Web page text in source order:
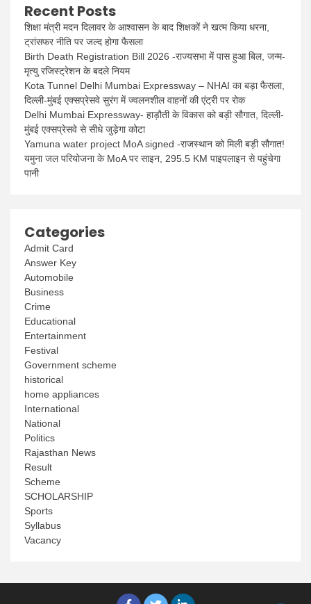
Recent Posts
शिक्षा मंत्री मदन दिलावर के आश्वासन के बाद शिक्षकों ने खत्म किया धरना,
ट्रांसफर नीति पर जल्द होगा फैसला
Birth Death Registration Bill 2026 -राज्यसभा में पास हुआ बिल, जन्म-
मृत्यु रजिस्ट्रेशन के बदले नियम
Kota Tunnel Delhi Mumbai Expressway – NHAI का बड़ा फैसला,
दिल्ली-मुंबई एक्सप्रेसवे सुरंग में ज्वलनशील वाहनों की एंट्री पर रोक
Delhi Mumbai Expressway- हाड़ौती के विकास को बड़ी सौगात, दिल्ली-
मुंबई एक्सप्रेसवे से सीधे जुड़ेगा कोटा
Yamuna water project MoA signed -राजस्थान को मिली बड़ी सौगात!
यमुना जल परियोजना के MoA पर साइन, 295.5 KM पाइपलाइन से पहुंचेगा
पानी
Categories
Admit Card
Answer Key
Automobile
Business
Crime
Educational
Entertainment
Festival
Government scheme
historical
home appliances
International
National
Politics
Rajasthan News
Result
Scheme
SCHOLARSHIP
Sports
Syllabus
Vacancy